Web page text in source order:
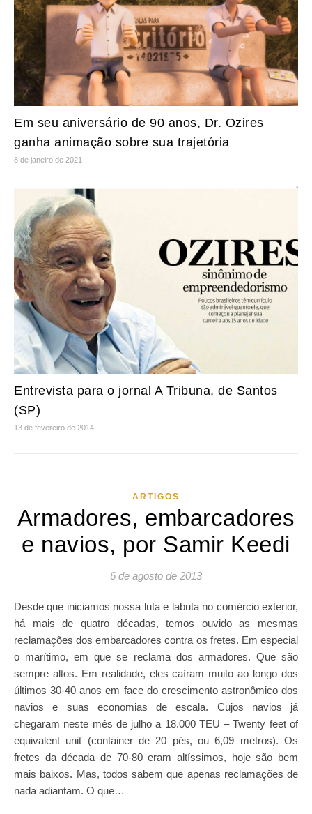
Em seu aniversário de 90 anos, Dr. Ozires
ganha animação sobre sua trajetória
8 de janeiro de 2021
Entrevista para o jornal A Tribuna, de Santos
(SP)
13 de fevereiro de 2014
ARTIGOS
Armadores, embarcadores
e navios, por Samir Keedi
6 de agosto de 2013
Desde que iniciamos nossa luta e labuta no comércio exterior,
há mais de quatro décadas, temos ouvido as mesmas
reclamações dos embarcadores contra os fretes. Em especial
o marítimo, em que se reclama dos armadores. Que são
sempre altos. Em realidade, eles caíram muito ao longo dos
últimos 30-40 anos em face do crescimento astronômico dos
navios e suas economias de escala. Cujos navios já
chegaram neste mês de julho a 18.000 TEU – Twenty feet of
equivalent unit (container de 20 pés, ou 6,09 metros). Os
fretes da década de 70-80 eram altíssimos, hoje são bem
mais baixos. Mas, todos sabem que apenas reclamações de
nada adiantam. O que…